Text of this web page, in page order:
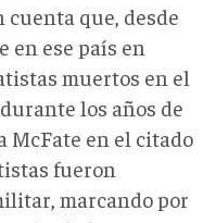
cuenta que, desde
en ese país en
muertos en el
los años de
McFate en el citado
fueron
marcando por